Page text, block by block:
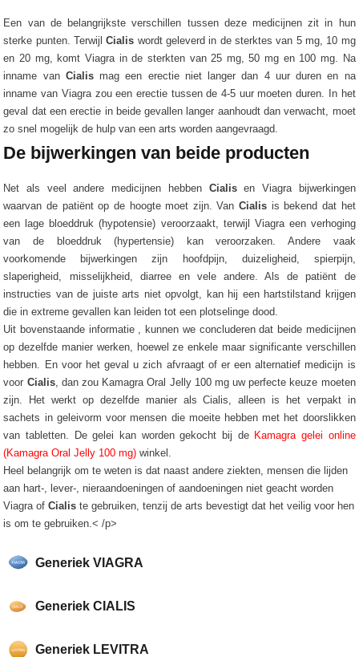
Generiek VIAGRA
Generiek CIALIS
Generiek LEVITRA
Een van de belangrijkste verschillen tussen deze medicijnen zit in hun
sterke punten. TerwijlCialis wordt geleverd in de sterktes van 5 mg, 10 mg
en 20 mg, komt Viagra in de sterkten van 25 mg, 50 mg en 100 mg. Na
inname van Cialismag een erectie niet langer dan 4 uur duren en na
inname van Viagra zou een erectie tussen de 4-5 uur moeten duren. In het
geval dat een erectie in beide gevallen langer aanhoudt dan verwacht, moet
zo snel mogelijk de hulp van een arts worden aangevraagd.
De bijwerkingen van beide producten
Net als veel andere medicijnen hebben Cialisen Viagra bijwerkingen
waarvan de patiënt op de hoogte moet zijn. VanCialis is bekend dat het
een lage bloeddruk (hypotensie) veroorzaakt, terwijl Viagra een verhoging
van de bloeddruk (hypertensie) kan veroorzaken. Andere vaak
voorkomende bijwerkingen zijn hoofdpijn, duizeligheid, spierpijn,
slaperigheid, misselijkheid, diarree en vele andere. Als de patiënt de
instructies van de juiste arts niet opvolgt, kan hij een hartstilstand krijgen
die in extreme gevallen kan leiden tot een plotselinge dood.
Uit bovenstaande informatie , kunnen we concluderen dat beide medicijnen
op dezelfde manier werken, hoewel ze enkele maar significante verschillen
hebben. En voor het geval u zich afvraagt ​​of er een alternatief medicijn is
voor Cialis, dan zou Kamagra Oral Jelly 100 mg uw perfecte keuze moeten
zijn. Het werkt op dezelfde manier als Cialis, alleen is het verpakt in
sachets in geleivorm voor mensen die moeite hebben met het doorslikken
van tabletten. De gelei kan worden gekocht bij de Kamagra gelei online
(Kamagra Oral Jelly 100 mg) winkel.
Heel belangrijk om te weten is dat naast andere ziekten, mensen die lijden
aan hart-, lever-, nieraandoeningen of aandoeningen niet geacht worden
Viagra ofCialis te gebruiken, tenzij de arts bevestigt dat het veilig voor hen
is om te gebruiken.< /p>